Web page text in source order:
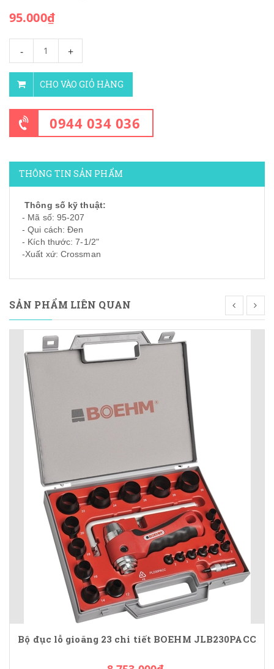
95.000₫
- +
CHO VÀO GIỎ HÀNG
0944 034 036
THÔNG TIN SẢN PHẨM
Thông số kỹ thuật:
- Mã số: 95-207
- Qui cách: Đen
- Kích thước: 7-1/2"
-Xuất xứ: Crossman
SẢN PHẨM LIÊN QUAN
Bộ đục lỗ gioăng 23 chi tiết BOEHM JLB230PACC